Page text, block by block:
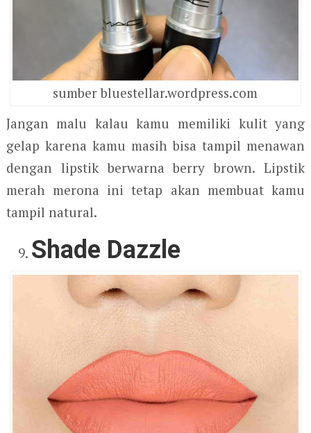
sumber bluestellar.wordpress.com
Jangan malu kalau kamu memiliki kulit yang
gelap karena kamu masih bisa tampil menawan
dengan lipstik berwarna berry brown. Lipstik
merah merona ini tetap akan membuat kamu
tampil natural.
Shade Dazzle